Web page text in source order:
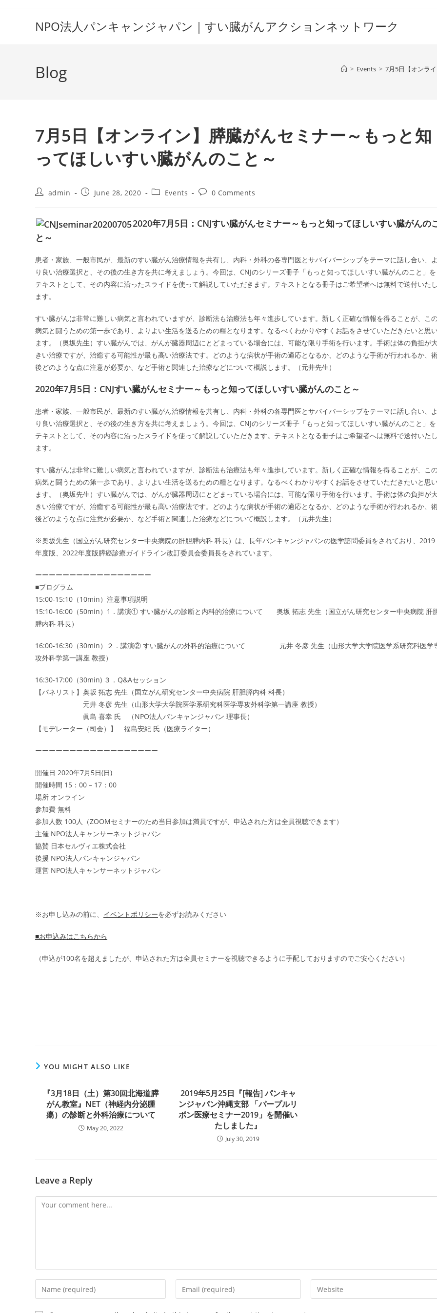
NPO法人パンキャンジャパン｜すい臓がんアクションネットワーク
Blog > Events > 7月5日【オンラ
7月5日【オンライン】膵臓がんセミナー～もっと知
ってほしいすい臓がんのこと～
Postadmin
PostJune 28, 2020
PostEvents
Post0 Comments
2020年7月5日：CNJすい臓がんセミナー～もっと知ってほしいすい臓がんの
と～
患者・家族、一般市民が、最新のすい臓がん治療情報を共有し、内科・外科の各専門医とサバイバーシップをテーマに話し合い、よ
り良い治療選択と、その後の生き方を共に考えましょう。今回は、CNJのシリーズ冊子「もっと知ってほしいすい臓がんのこと」を
テキストとして、その内容に沿ったスライドを使って解説していただきます。テキストとなる冊子はご希望者へは無料で送付いたし
ます。
すい臓がんは非常に難しい病気と言われていますが、診断法も治療法も年々進歩しています。新しく正確な情報を得ることが、こ
病気と闘うための第一歩であり、よりよい生活を送るための糧となります。なるべくわかりやすくお話をさせていただきたいと思
ます。（奥坂先生）すい臓がんでは、がんが臓器周辺にとどまっている場合には、可能な限り手術を行います。手術は体の負担が大
きい治療ですが、治癒する可能性が最も高い治療法です。どのような病状が手術の適応となるか、どのような手術が行われるか、
後どのような点に注意が必要か、など手術と関連した治療などについて概説します。（元井先生）
2020年7月5日：CNJすい臓がんセミナー～もっと知ってほしいすい臓がんのこと～
患者・家族、一般市民が、最新のすい臓がん治療情報を共有し、内科・外科の各専門医とサバイバーシップをテーマに話し合い、よ
り良い治療選択と、その後の生き方を共に考えましょう。今回は、CNJのシリーズ冊子「もっと知ってほしいすい臓がんのこと」を
テキストとして、その内容に沿ったスライドを使って解説していただきます。テキストとなる冊子はご希望者へは無料で送付いたし
ます。
すい臓がんは非常に難しい病気と言われていますが、診断法も治療法も年々進歩しています。新しく正確な情報を得ることが、こ
病気と闘うための第一歩であり、よりよい生活を送るための糧となります。なるべくわかりやすくお話をさせていただきたいと思
ます。（奥坂先生）すい臓がんでは、がんが臓器周辺にとどまっている場合には、可能な限り手術を行います。手術は体の負担が大
きい治療ですが、治癒する可能性が最も高い治療法です。どのような病状が手術の適応となるか、どのような手術が行われるか、
後どのような点に注意が必要か、など手術と関連した治療などについて概説します。（元井先生）
※奥坂先生（国立がん研究センター中央病院の肝胆膵内科 科長）は、長年パンキャンジャパンの医学諮問委員をされており、2019
年度版、2022年度版膵癌診療ガイドライン改訂委員会委員長をされています。
ーーーーーーーーーーーーーーーーー
■プログラム
15:00-15:10（10min）注意事項説明
15:10-16:00（50min）1．講演① すい臓がんの診断と内科的治療について 奥坂 拓志 先生（国立がん研究センター中央病院 肝
膵内科 科長）
16:00-16:30（30min）２．講演② すい臓がんの外科的治療について 元井 冬彦 先生（山形大学大学院医学系研究科医学
攻外科学第一講座 教授）
16:30-17:00（30min) ３．Q&Aセッション
【パネリスト】奥坂 拓志 先生（国立がん研究センター中央病院 肝胆膵内科 科長）
元井 冬彦 先生（山形大学大学院医学系研究科医学専攻外科学第一講座 教授）
眞島 喜幸 氏 （NPO法人パンキャンジャパン 理事長）
【モデレーター（司会）】 福島安紀 氏（医療ライター）
ーーーーーーーーーーーーーーーーーー
開催日 2020年7月5日(日)
開催時間 15：00 – 17：00
場所 オンライン
参加費 無料
参加人数 100人（ZOOMセミナーのため当日参加は満員ですが、申込された方は全員視聴できます）
主催 NPO法人キャンサーネットジャパン
協賛 日本セルヴィエ株式会社
後援 NPO法人パンキャンジャパン
運営 NPO法人キャンサーネットジャパン
※お申し込みの前に、 イベントポリシーを必ずお読みください
■お申込みはこちらから
（申込が100名を超えましたが、申込された方は全員セミナーを視聴できるように手配しておりますのでご安心ください）
YOU MIGHT ALSO LIKE
『3月18日（土）第30回北海道膵
がん教室』NET（神経内分泌腫
瘍）の診断と外科治療について
May 20, 2022
2019年5月25日『[報告] パンキャ
ンジャパン沖縄支部 「パープルリ
ボン医療セミナー2019」を開催い
たしました』
July 30, 2019
Leave a Reply
Comment
Enter
your
name
Enter
your
Enter
your